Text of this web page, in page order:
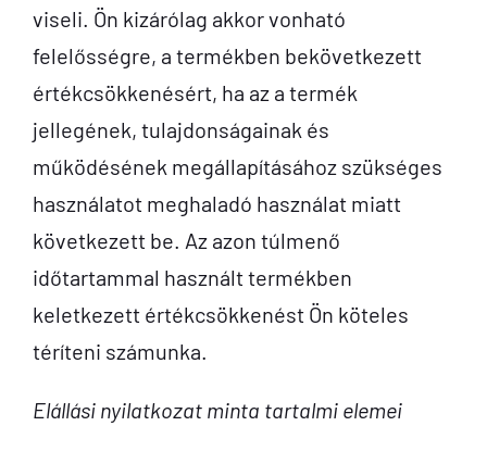
viseli. Ön kizárólag akkor vonható
felelősségre, a termékben bekövetkezett
értékcsökkenésért, ha az a termék
jellegének, tulajdonságainak és
működésének megállapításához szükséges
használatot meghaladó használat miatt
következett be. Az azon túlmenő
időtartammal használt termékben
keletkezett értékcsökkenést Ön köteles
téríteni számunka.
Elállási nyilatkozat minta tartalmi elemei